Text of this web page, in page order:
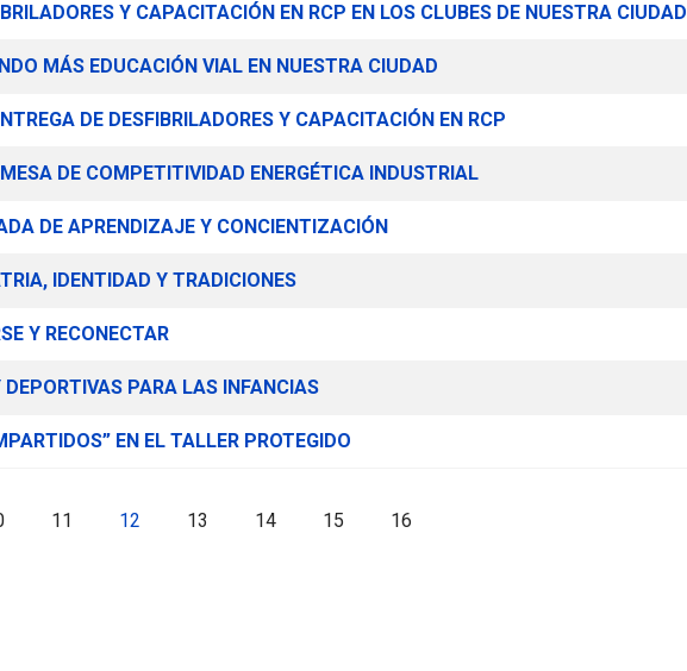
Y CAPACITACIÓN EN RCP EN LOS CLUBES DE NUESTRA CIUDAD
MÁS EDUCACIÓN VIAL EN NUESTRA CIUDAD
DE DESFIBRILADORES Y CAPACITACIÓN EN RCP
DE COMPETITIVIDAD ENERGÉTICA INDUSTRIAL
DE APRENDIZAJE Y CONCIENTIZACIÓN
IDENTIDAD Y TRADICIONES
Y RECONECTAR
DEPORTIVAS PARA LAS INFANCIAS
EN EL TALLER PROTEGIDO
11 12 13 14 15 16